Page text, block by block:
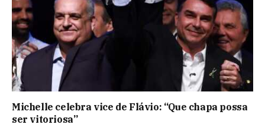
Michelle celebra vice de Flávio: “Que chapa possa
ser vitoriosa”